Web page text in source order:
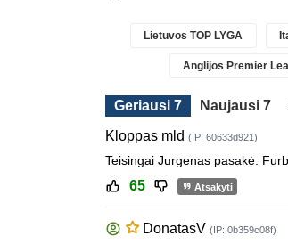
Lietuvos TOP LYGA
Anglijos Premier
Geriausi 7 Naujausi 7
Kloppas mld (IP: 60633d921)
Teisingai Jurgenas pasakė.
65 Atsakyti
DonatasV (IP: 0b359c08f)